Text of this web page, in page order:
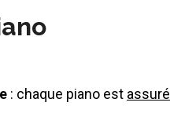
: chaque piano est